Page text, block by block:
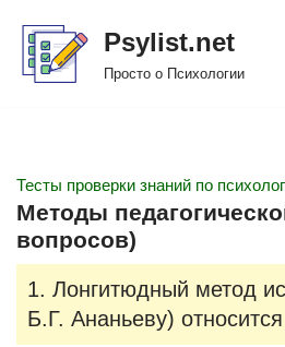
Перейти
Psylist.net
Просто о Психологии
Тесты проверки знаний по
Методы
вопросов)
1. Лонгитюдный метод
Б.Г. Ананьеву) относится